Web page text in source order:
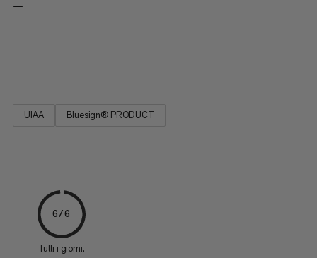
UIAA Bluesign® PRODUCT
6/6
Tutti i giorni.